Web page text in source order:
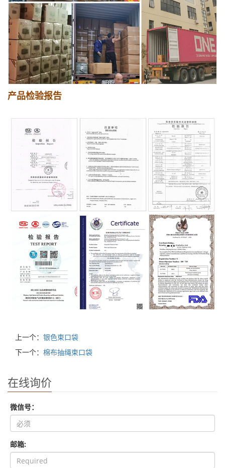
产品检验报告
上一个： 银色束口袋
下一个： 棉布抽绳束口袋
在线询价
微信号：
邮箱: